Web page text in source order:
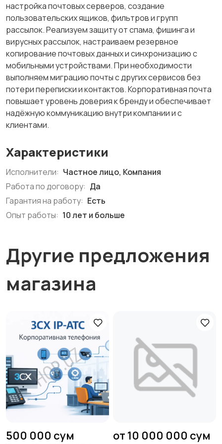
настройка почтовых серверов, создание
пользовательских ящиков, фильтров и групп
рассылок. Реализуем защиту от спама, фишинга и
вирусных рассылок, настраиваем резервное
копирование почтовых данных и синхронизацию с
мобильными устройствами. При необходимости
выполняем миграцию почты с других сервисов без
потери переписки и контактов. Корпоративная почта
повышает уровень доверия к бренду и обеспечивает
надёжную коммуникацию внутри компании и с
клиентами.
Характеристики
Исполнители: Частное лицо, Компания
Работа по договору: Да
Гарантия на работу: Есть
Опыт работы: 10 лет и больше
Другие предложения
магазина
500 000 сум от 10 000 000 сум